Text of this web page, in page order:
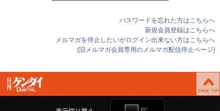
パスワードを忘れた方はこちらへ
新規会員登録はこちらへ
メルマガを停止したいがログイン出来ない方はこちらへ
(旧メルマガ会員専用のメルマガ配信停止ページ)